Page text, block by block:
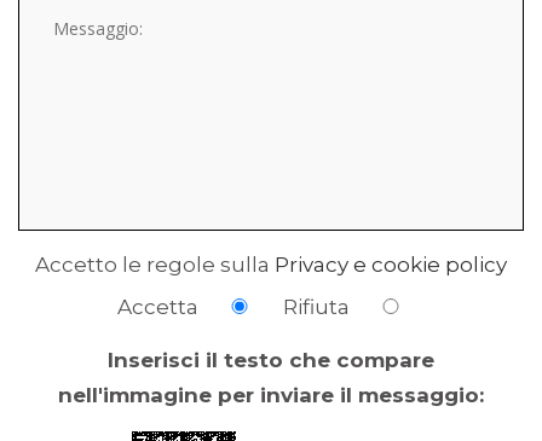
Accetto le regole sulla Privacy e cookie policy
Accetta
Rifiuta
Inserisci il testo che compare
nell'immagine per inviare il messaggio: